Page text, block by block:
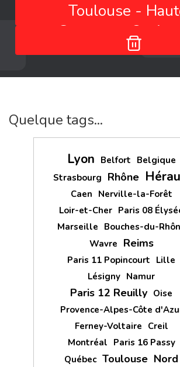
Toulouse -
Garonne -
France
Quelque tags...
Lyon Belfort Belgique
Strasbourg Rhône
Caen Nerville-la-Forêt
Loir-et-Cher Paris 08
Marseille Bouches-du-
Wavre Reims
Paris 11 Popincourt Lille
Lésigny Namur
Paris 12 Reuilly Oise
Provence-Alpes-Côte
Ferney-Voltaire Creil
Montréal Paris 16 Passy
Québec Toulouse Nord